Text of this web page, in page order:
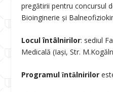
pregătirii pentru concursul
Bioinginerie și
Locul întâlnirilor: sediul
Medicală (Iași, Str.
Programul ȋntȃlnirilor